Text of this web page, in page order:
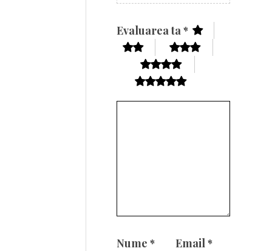
Evaluarea ta *
Nume * Email*